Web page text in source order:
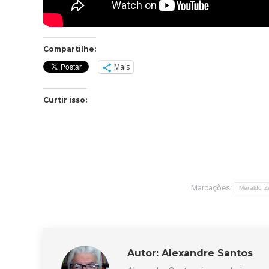
Compartilhe:
Mais
Curtir isso:
Marcações: Meraldo
Autor: Alexandre Santos